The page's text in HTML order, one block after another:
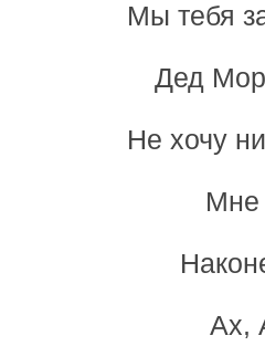
Мы тебя
Дед
Не хочу
Мне
Ах,